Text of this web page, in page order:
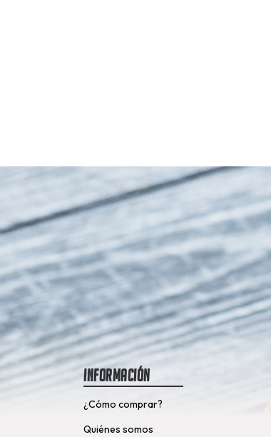
Información
¿Cómo comprar?
Quiénes somos